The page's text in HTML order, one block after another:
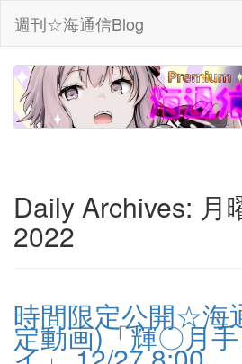
週刊☆海通信Blog
Daily Archives: 月
2022
時間限定公開☆海
定動画)「輝〇月